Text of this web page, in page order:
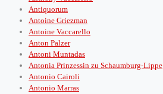
Antiquorum
Antoine Griezman
Antoine Vaccarello
Anton Palzer
Antoni Muntadas
Antonia Prinzessin zu Schaumburg-Lippe
Antonio Cairoli
Antonio Marras